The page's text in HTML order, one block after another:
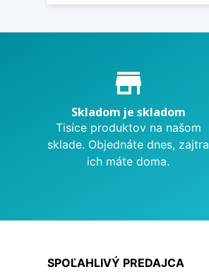
Proč nakupovat u nás?
store_mall_directory
Skladom je skladom
Tisíce produktov na našom
sklade. Objednáte dnes, zajtra
ich máte doma.
SPOĽAHLIVÝ PREDAJCA